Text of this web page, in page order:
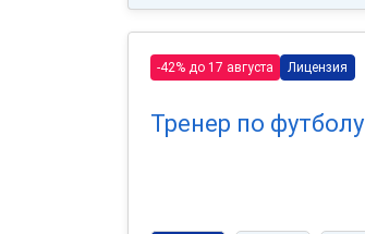
-42% до 17 августа Лицензия
Тренер по футболу